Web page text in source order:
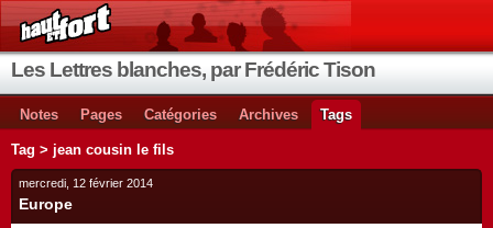
Les Lettres blanches, par Frédéric Tison
Notes Pages Catégories Archives Tags
Tag > jean cousin le fils
mercredi, 12 février 2014
Europe